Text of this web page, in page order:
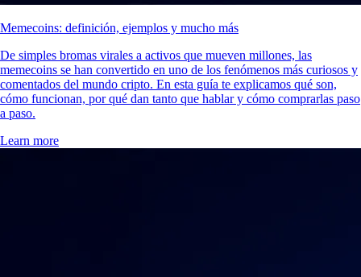
Memecoins: definición, ejemplos y mucho más
De simples bromas virales a activos que mueven millones, las
memecoins se han convertido en uno de los fenómenos más curiosos y
comentados del mundo cripto. En esta guía te explicamos qué son,
cómo funcionan, por qué dan tanto que hablar y cómo comprarlas paso
a paso.
Learn more